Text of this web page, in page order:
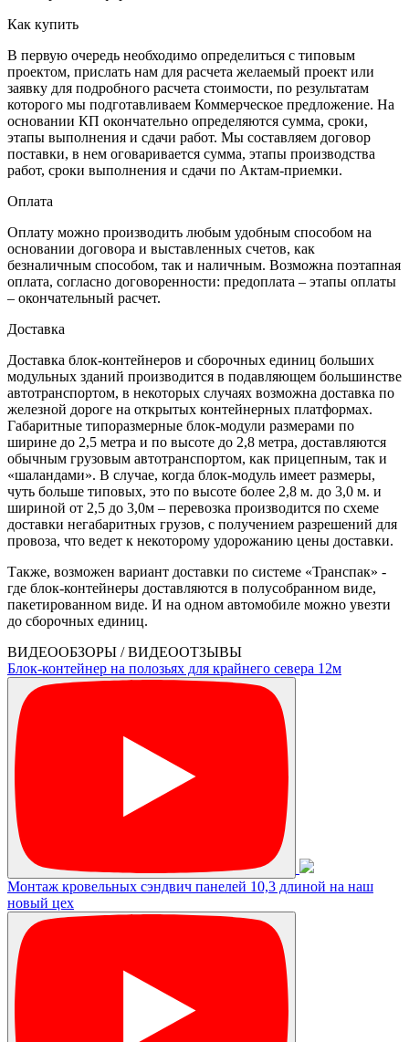
Как купить
В первую очередь необходимо определиться с типовым
проектом, прислать нам для расчета желаемый проект или
заявку для подробного расчета стоимости, по результатам
которого мы подготавливаем Коммерческое предложение. На
основании КП окончательно определяются сумма, сроки,
этапы выполнения и сдачи работ. Мы составляем договор
поставки, в нем оговаривается сумма, этапы производства
работ, сроки выполнения и сдачи по Актам-приемки.
Оплата
Оплату можно производить любым удобным способом на
основании договора и выставленных счетов, как
безналичным способом, так и наличным. Возможна поэтапная
оплата, согласно договоренности: предоплата – этапы оплаты
– окончательный расчет.
Доставка
Доставка блок-контейнеров и сборочных единиц больших
модульных зданий производится в подавляющем большинстве
автотранспортом, в некоторых случаях возможна доставка по
железной дороге на открытых контейнерных платформах.
Габаритные типоразмерные блок-модули размерами по
ширине до 2,5 метра и по высоте до 2,8 метра, доставляются
обычным грузовым автотранспортом, как прицепным, так и
«шаландами». В случае, когда блок-модуль имеет размеры,
чуть больше типовых, это по высоте более 2,8 м. до 3,0 м. и
шириной от 2,5 до 3,0м – перевозка производится по схеме
доставки негабаритных грузов, с получением разрешений для
провоза, что ведет к некоторому удорожанию цены доставки.
Также, возможен вариант доставки по системе «Транспак» -
где блок-контейнеры доставляются в полусобранном виде,
пакетированном виде. И на одном автомобиле можно увезти
до сборочных единиц.
ВИДЕООБЗОРЫ / ВИДЕООТЗЫВЫ
Блок-контейнер на полозьях для крайнего севера 12м
Монтаж кровельных сэндвич панелей 10,3 длиной на наш
новый цех